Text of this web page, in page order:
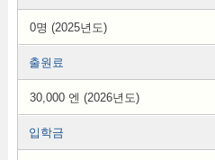
0명 (2025년도)
출원료
30,000 엔 (2026년도)
입학금